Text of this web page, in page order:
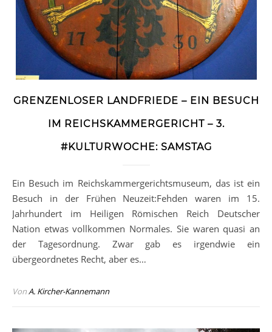
GRENZENLOSER LANDFRIEDE – EIN BESUCH
IM REICHSKAMMERGERICHT – 3.
#KULTURWOCHE: SAMSTAG
Ein Besuch im Reichskammergerichtsmuseum, das ist ein
Besuch in der Frühen Neuzeit:Fehden waren im 15.
Jahrhundert im Heiligen Römischen Reich Deutscher
Nation etwas vollkommen Normales. Sie waren quasi an
der Tagesordnung. Zwar gab es irgendwie ein
übergeordnetes Recht, aber es…
VonA. Kircher-Kannemann